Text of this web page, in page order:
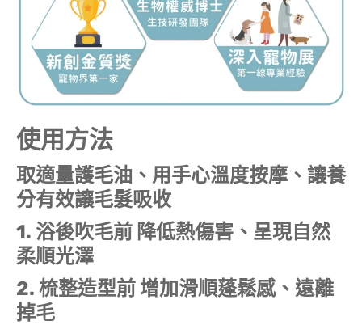
使用方法
取適量護毛油、用手心溫度按摩、讓養
分有效讓毛髮吸收
1. 浴後吹毛前 降低熱傷害、呈現自然
柔順光澤
2. 梳整造型前 增加滑順蓬鬆感、遠離
掉毛